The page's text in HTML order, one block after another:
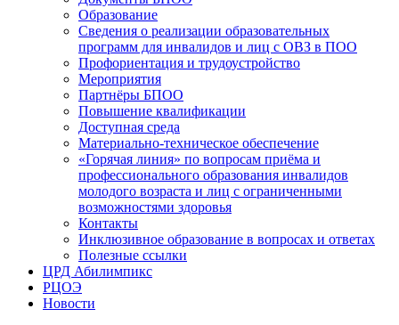
Образование
Сведения о реализации образовательных
программ для инвалидов и лиц с ОВЗ в ПОО
Профориентация и трудоустройство
Мероприятия
Партнёры БПОО
Повышение квалификации
Доступная среда
Материально-техническое обеспечение
«Горячая линия» по вопросам приёма и
профессионального образования инвалидов
молодого возраста и лиц с ограниченными
возможностями здоровья
Контакты
Инклюзивное образование в вопросах и ответах
Полезные ссылки
ЦРД Абилимпикс
РЦОЭ
Новости